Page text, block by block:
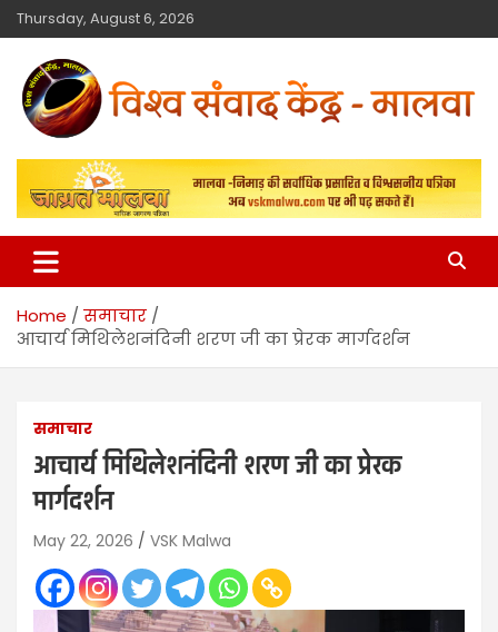
Thursday, August 6, 2026
विश्व संवाद केंद्र
मालवा
Home
समाचार
आचार्य मिथिलेशनंदिनी शरण जी का प्रेरक मार्गदर्शन
समाचार
आचार्य मिथिलेशनंदिनी शरण जी का प्रेरक
मार्गदर्शन
May 22, 2026 VSK Malwa